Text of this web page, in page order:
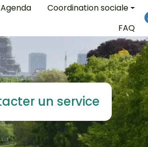
Agenda
Coordination sociale
FAQ
un service